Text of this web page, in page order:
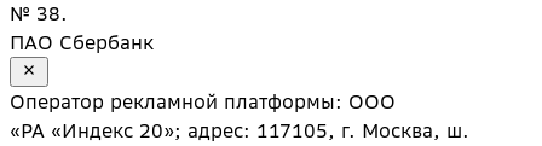
№ 38.
ПАО Сбербанк
Оператор рекламной платформы: ООО
«РА «Индекс 20»; адрес: 117105, г. Москва, ш.